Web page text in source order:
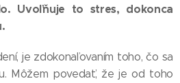
Uvoľňuje to stres, dokonca
je zdokonaľovaním toho, čo sa
Môžem povedať, že je od toho